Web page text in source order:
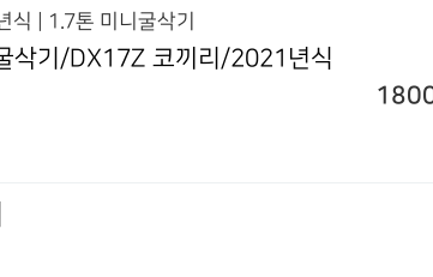
| 1.7톤 미니굴삭기
삭기/DX17Z 코끼리/2021년식